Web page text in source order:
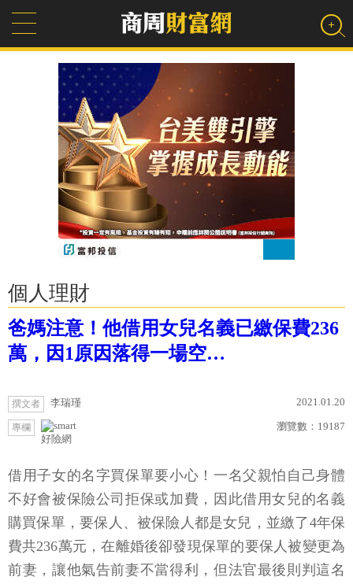
個人理財
爸媽注意！他借用女兒名義已繳保費236
萬，因1原因落得一場空…
撰文者 李瑞瑾 2021.01.20
專欄
好險網
瀏覽數： 19187
借用子女的名字買保單要小心！一名父親怕自己身體
不好會被保險公司拒保或加費，因此借用女兒的名義
購買保單，要保人、被保險人都是女兒，並繳了4年保
費共236萬元，在離婚後卻發現保單的要保人被變更為
前妻，讓他氣告前妻不當得利，但法官最後則判這名